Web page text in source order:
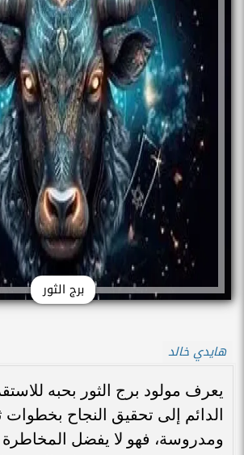
برج الثور
هايدي خالد
يعرف مولود برج الثور بحبه
الدائم إلى تحقيق النجاح بخطوات
ومدروسة، فهو لا يفضل المخاطرة